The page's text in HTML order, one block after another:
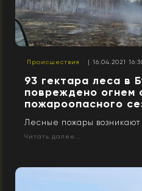
Происшествия | 16.04.2021
93 гектара леса в
повреждено огнем
пожароопасного
Лесные пожары возникают
Читать далее...